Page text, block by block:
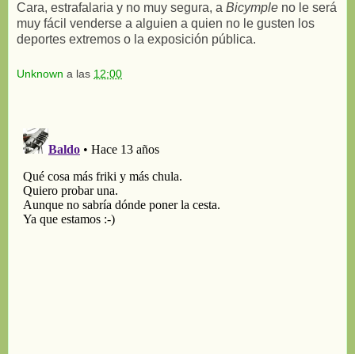
Cara, estrafalaria y no muy segura, a Bicymple no le será
muy fácil venderse a alguien a quien no le gusten los
deportes extremos o la exposición pública.
Unknown a las 12:00